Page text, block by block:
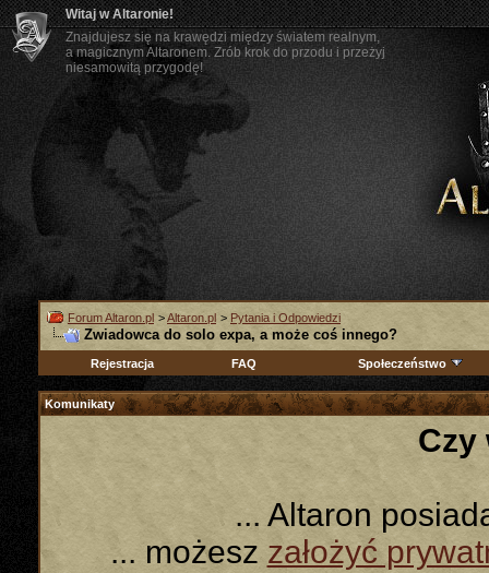
Witaj w Altaronie!
Znajdujesz się na krawędzi między światem realnym,
a magicznym Altaronem. Zrób krok do przodu i przeżyj
niesamowitą przygodę!
Forum Altaron.pl >Altaron.pl > Pytania i Odpowiedzi
Zwiadowca do solo expa, a może coś innego?
Rejestracja FAQ Społeczeństwo
Komunikaty
Czy
... Altaron
... możeszzałożyć